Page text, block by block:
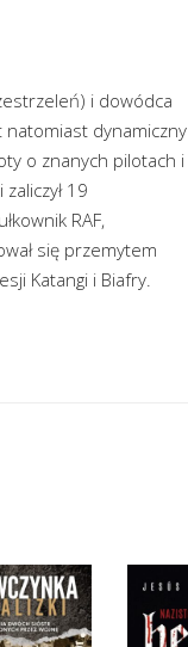
i dowódca
dynamiczny
o znanych pilotach i
19
RAF,
się przemytem
Katangi i Biafry.